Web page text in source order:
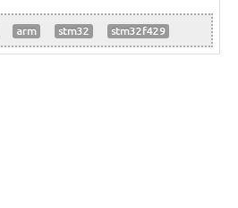
arm stm32 stm32f429